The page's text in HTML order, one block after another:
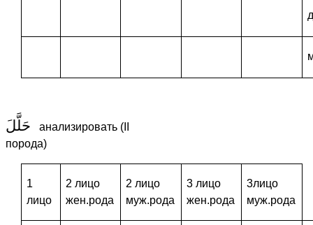
حَلَّلَ анализировать (II
порода)
1
лицо
2 лицо
жен.рода
2 лицо
муж.рода
3 лицо
жен.рода
3лицо
муж.рода